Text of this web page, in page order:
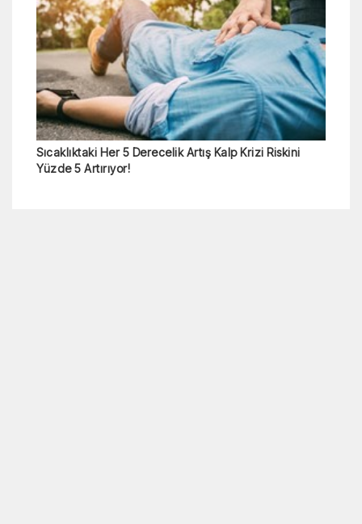
Sıcaklıktaki Her 5 Derecelik Artış Kalp Krizi Riskini
Yüzde 5 Artırıyor!